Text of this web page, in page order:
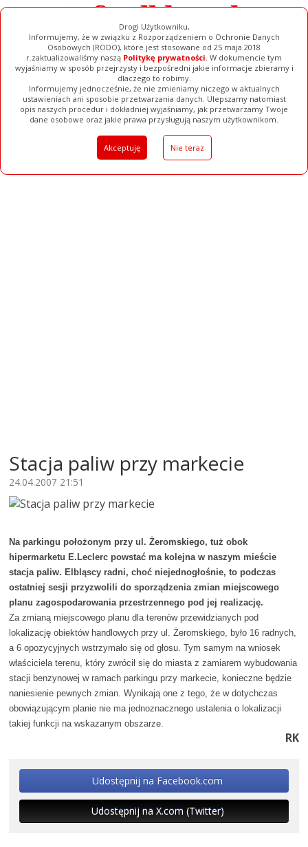
Drogi Użytkowniku,
Informujemy, że w związku z Rozporządzeniem o Ochronie Danych
Osobowych (RODO), które jest stosowane od 25 maja 2018
r.zaktualizowaliśmy naszą Politykę prywatności. W dokumencie tym
wyjaśniamy w sposób przejrzysty i bezpośredni jakie informacje zbieramy i
dlaczego to robimy.
Informujemy jednocześnie, że nie zmieniamy niczego w aktualnych
ustawieniach ani sposobie przetwarzania danych. Ulepszamy natomiast
opis naszych procedur i dokładniej wyjaśniamy, jak przetwarzamy Twoje
dane osobowe oraz jakie prawa przysługują naszym użytkownikom.
Akceptuję Nie teraz
Ogłoszenia Filmy Galerie Baza Firm Pełna Wersja
Stacja paliw przy markecie
24.04.2007 21:51
Na parkingu położonym przy ul. Żeromskiego, tuż obok
hipermarketu E.Leclerc powstać ma kolejna w naszym mieście
stacja paliw. Elbląscy radni, choć niejednogłośnie, to podczas
ostatniej sesji przyzwolili do sporządzenia zmian miejscowego
planu zagospodarowania przestrzennego pod jej realizację.
Za zmianą miejscowego planu dla terenów przewidzianych pod
lokalizację obiektów handlowych przy ul. Żeromskiego, było 16 radnych,
a 6 opozycyjnych wstrzymało się od głosu. Tym samym na wniosek
właściciela terenu, który zwrócił się do miasta z zamiarem wybudowania
stacji benzynowej w ramach parkingu przy markecie, konieczne będzie
naniesienie pewnych zmian. Wynikają one z tego, że w dotychczas
obowiązującym planie nie ma jednoznacznego ustalenia o lokalizacji
takiej funkcji na wskazanym obszarze.
RK
Udostępnij na Facebook.com
Udostępnij na X.com (Twitter)